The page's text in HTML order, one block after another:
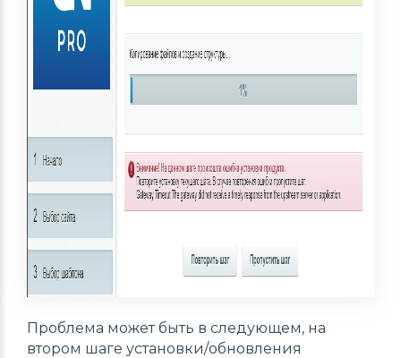
Проблема может быть в следующем, на
втором шаге установки/обновления